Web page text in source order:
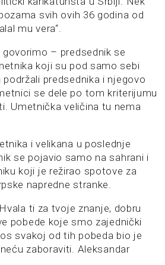
svih ovih 36 godina od
mu vera“.
govorimo – predsednik se
koji su pod samo sebi
predsednika i njegovo
se dele po tom kriterijumu
Umetnička veličina tu nema
i velikana u poslednje
se pojavio samo na sahrani i
koji je režirao spotove za
napredne stranke.
ti za tvoje znanje, dobru
pobede koje smo zajednički
svakoj od tih pobeda bio je
zaboraviti. Aleksandar